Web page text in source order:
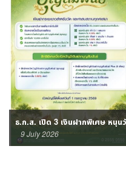
ธ.ก.ส. เปิด 3 เงินฝากพิเศษ หนุ
9 July 2026